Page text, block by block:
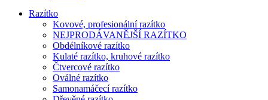
Razítko
Kovové, profesionální razítko
NEJPRODÁVANĚJŠÍ RAZÍTKO
Obdélníkové razítko
Kulaté razítko, kruhové razítko
Čtvercové razítko
Oválné razítko
Samonamáčecí razítko